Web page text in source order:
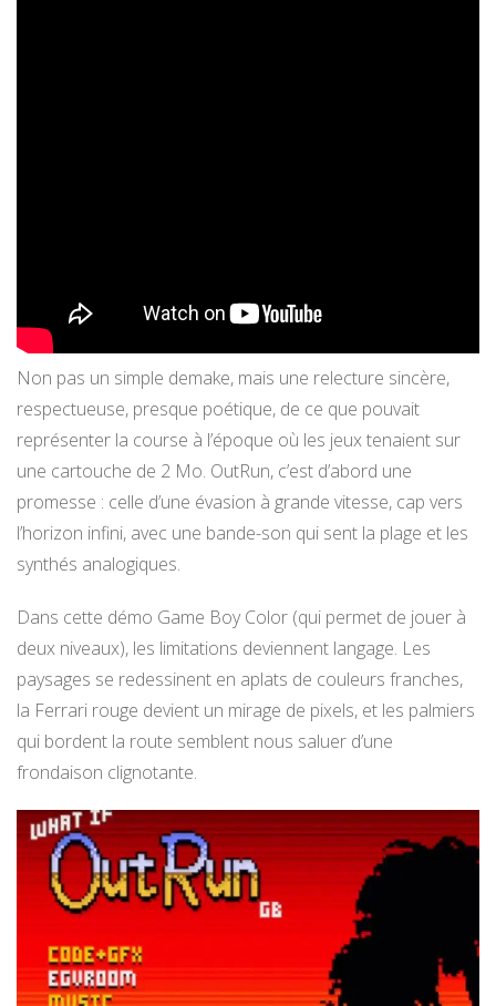
Non pas un simple demake, mais une relecture sincère,
respectueuse, presque poétique, de ce que pouvait
représenter la course à l’époque où les jeux tenaient sur
une cartouche de 2 Mo. OutRun, c’est d’abord une
promesse : celle d’une évasion à grande vitesse, cap vers
l’horizon infini, avec une bande-son qui sent la plage et les
synthés analogiques.
Dans cette démo Game Boy Color (qui permet de jouer à
deux niveaux), les limitations deviennent langage. Les
paysages se redessinent en aplats de couleurs franches,
la Ferrari rouge devient un mirage de pixels, et les palmiers
qui bordent la route semblent nous saluer d’une
frondaison clignotante.